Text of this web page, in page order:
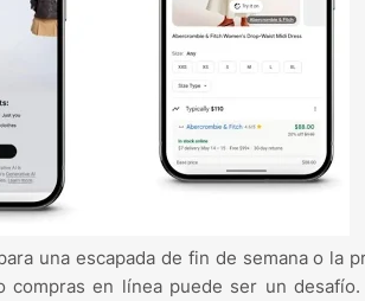
una escapada de fin de semana o la
compras en línea puede ser un